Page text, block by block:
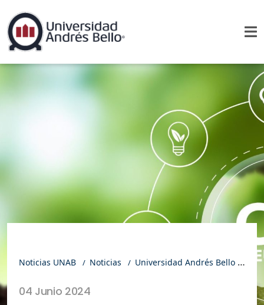
Noticias UNAB Noticias Universidad Andrés Bello lanza ambiciosa estrategia para alcanzar las cero emisiones de carbono en 2038
04 Junio 2024